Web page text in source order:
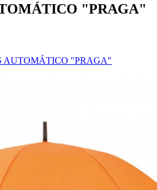
"PRAGA"
AUTOMÁTICO "PRAGA"